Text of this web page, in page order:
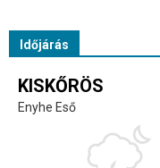
Időjárás
KISKŐRÖS
Enyhe Eső